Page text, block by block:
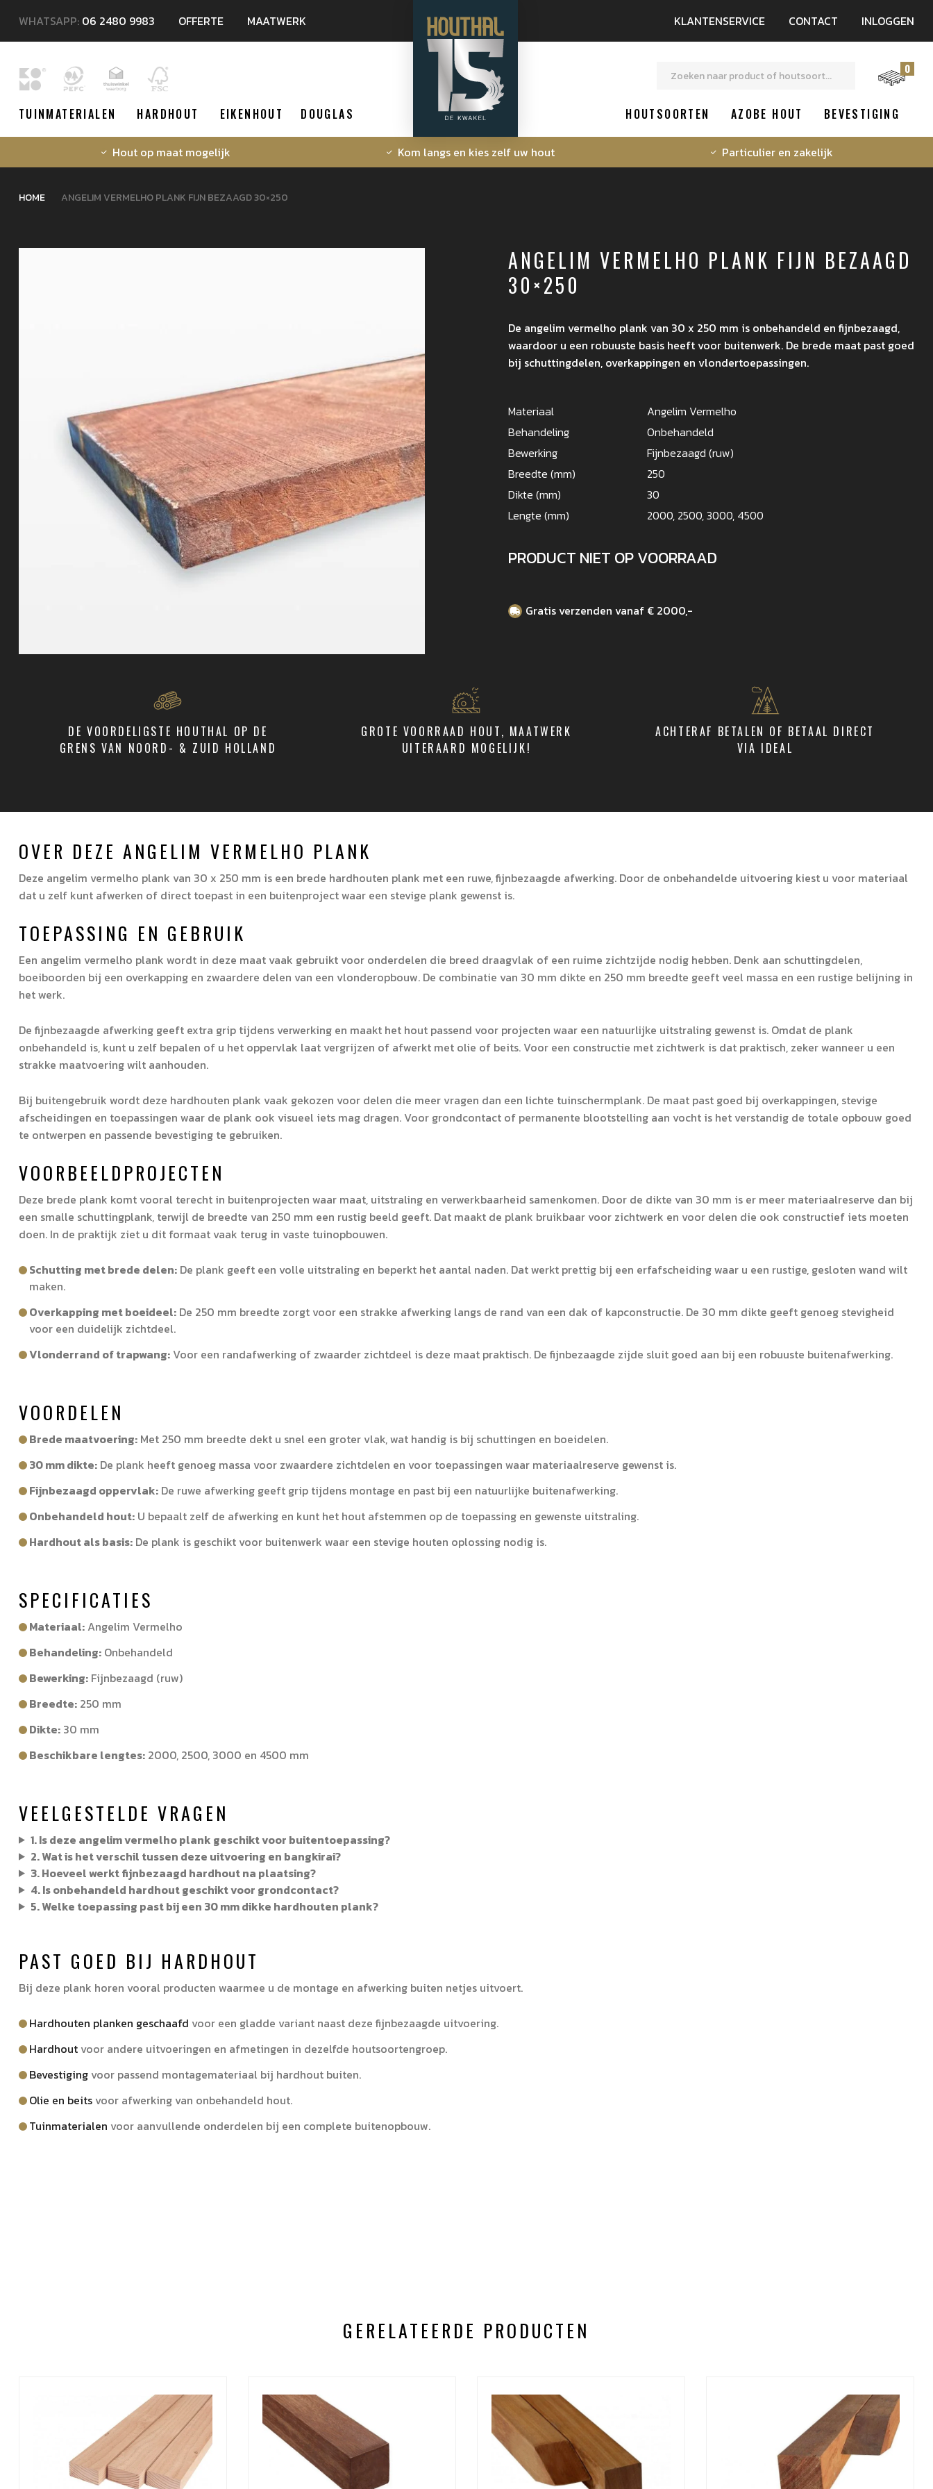
WHATSAPP: 06 2480 9983 OFFERTE MAATWERK KLANTENSERVICE CONTACT INLOGGEN
TUINMATERIALEN HARDHOUT EIKENHOUT DOUGLAS
0
HOUTSOORTEN AZOBE HOUT BEVESTIGING
Hout op maat mogelijk Kom langs en kies zelf uw hout Particulier en zakelijk
HOME ANGELIM VERMELHO PLANK FIJN BEZAAGD 30×250
ANGELIM VERMELHO PLANK FIJN BEZAAGD
30×250
De angelim vermelho plank van 30 x 250 mm is onbehandeld en fijnbezaagd,
waardoor u een robuuste basis heeft voor buitenwerk. De brede maat past goed
bij schuttingdelen, overkappingen en vlondertoepassingen.
Materiaal
Angelim Vermelho
Behandeling
Onbehandeld
Bewerking
Fijnbezaagd (ruw)
Breedte (mm)
250
Dikte (mm)
30
Lengte (mm)
2000, 2500, 3000, 4500
PRODUCT NIET OP VOORRAAD
Gratis verzenden vanaf € 2000,-
DE VOORDELIGSTE HOUTHAL OP DE
GRENS VAN NOORD- & ZUID HOLLAND
GROTE VOORRAAD HOUT, MAATWERK
UITERAARD MOGELIJK!
ACHTERAF BETALEN OF BETAAL DIRECT
VIA IDEAL
OVER DEZE ANGELIM VERMELHO PLANK
Deze angelim vermelho plank van 30 x 250 mm is een brede hardhouten plank met een ruwe, fijnbezaagde afwerking. Door de onbehandelde uitvoering kiest u voor materiaal
dat u zelf kunt afwerken of direct toepast in een buitenproject waar een stevige plank gewenst is.
TOEPASSING EN GEBRUIK
Een angelim vermelho plank wordt in deze maat vaak gebruikt voor onderdelen die breed draagvlak of een ruime zichtzijde nodig hebben. Denk aan schuttingdelen,
boeiboorden bij een overkapping en zwaardere delen van een vlonderopbouw. De combinatie van 30 mm dikte en 250 mm breedte geeft veel massa en een rustige belijning in
het werk.
De fijnbezaagde afwerking geeft extra grip tijdens verwerking en maakt het hout passend voor projecten waar een natuurlijke uitstraling gewenst is. Omdat de plank
onbehandeld is, kunt u zelf bepalen of u het oppervlak laat vergrijzen of afwerkt met olie of beits. Voor een constructie met zichtwerk is dat praktisch, zeker wanneer u een
strakke maatvoering wilt aanhouden.
Bij buitengebruik wordt deze hardhouten plank vaak gekozen voor delen die meer vragen dan een lichte tuinschermplank. De maat past goed bij overkappingen, stevige
afscheidingen en toepassingen waar de plank ook visueel iets mag dragen. Voor grondcontact of permanente blootstelling aan vocht is het verstandig de totale opbouw goed
te ontwerpen en passende bevestiging te gebruiken.
VOORBEELDPROJECTEN
Deze brede plank komt vooral terecht in buitenprojecten waar maat, uitstraling en verwerkbaarheid samenkomen. Door de dikte van 30 mm is er meer materiaalreserve dan bij
een smalle schuttingplank, terwijl de breedte van 250 mm een rustig beeld geeft. Dat maakt de plank bruikbaar voor zichtwerk en voor delen die ook constructief iets moeten
doen. In de praktijk ziet u dit formaat vaak terug in vaste tuinopbouwen.
Schutting met brede delen:De plank geeft een volle uitstraling en beperkt het aantal naden. Dat werkt prettig bij een erfafscheiding waar u een rustige, gesloten wand wilt
maken.
Overkapping met boeideel:De 250 mm breedte zorgt voor een strakke afwerking langs de rand van een dak of kapconstructie. De 30 mm dikte geeft genoeg stevigheid
voor een duidelijk zichtdeel.
Vlonderrand of trapwang:Voor een randafwerking of zwaarder zichtdeel is deze maat praktisch. De fijnbezaagde zijde sluit goed aan bij een robuuste buitenafwerking.
VOORDELEN
Brede maatvoering:Met 250 mm breedte dekt u snel een groter vlak, wat handig is bij schuttingen en boeidelen.
30 mm dikte:De plank heeft genoeg massa voor zwaardere zichtdelen en voor toepassingen waar materiaalreserve gewenst is.
Fijnbezaagd oppervlak:De ruwe afwerking geeft grip tijdens montage en past bij een natuurlijke buitenafwerking.
Onbehandeld hout:U bepaalt zelf de afwerking en kunt het hout afstemmen op de toepassing en gewenste uitstraling.
Hardhout als basis:De plank is geschikt voor buitenwerk waar een stevige houten oplossing nodig is.
SPECIFICATIES
Materiaal:Angelim Vermelho
Behandeling:Onbehandeld
Bewerking:Fijnbezaagd (ruw)
Breedte:250 mm
Dikte:30 mm
Beschikbare lengtes:2000, 2500, 3000 en 4500 mm
VEELGESTELDE VRAGEN
1. Is deze angelim vermelho plank geschikt voor buitentoepassing?
2. Wat is het verschil tussen deze uitvoering en bangkirai?
3. Hoeveel werkt fijnbezaagd hardhout na plaatsing?
4. Is onbehandeld hardhout geschikt voor grondcontact?
5. Welke toepassing past bij een 30 mm dikke hardhouten plank?
PAST GOED BIJ HARDHOUT
Bij deze plank horen vooral producten waarmee u de montage en afwerking buiten netjes uitvoert.
Hardhouten planken geschaafd voor een gladde variant naast deze fijnbezaagde uitvoering.
Hardhoutvoor andere uitvoeringen en afmetingen in dezelfde houtsoortengroep.
Bevestigingvoor passend montagemateriaal bij hardhout buiten.
Olie en beitsvoor afwerking van onbehandeld hout.
Tuinmaterialen voor aanvullende onderdelen bij een complete buitenopbouw.
GERELATEERDE PRODUCTEN